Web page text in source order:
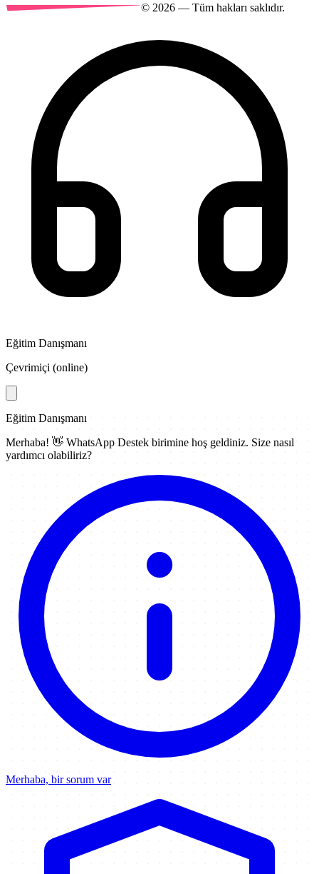
© 2026 — Tüm hakları saklıdır.
Eğitim Danışmanı
Çevrimiçi (online)
Eğitim Danışmanı
Merhaba! 👋 WhatsApp Destek birimine hoş geldiniz. Size nasıl
yardımcı olabiliriz?
Merhaba, bir sorum var